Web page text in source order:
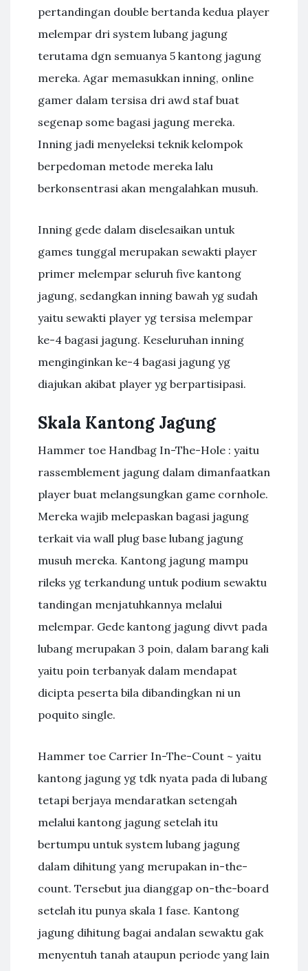
pertandingan double bertanda kedua player
melempar dri system lubang jagung
terutama dgn semuanya 5 kantong jagung
mereka. Agar memasukkan inning, online
gamer dalam tersisa dri awd staf buat
segenap some bagasi jagung mereka.
Inning jadi menyeleksi teknik kelompok
berpedoman metode mereka lalu
berkonsentrasi akan mengalahkan musuh.
Inning gede dalam diselesaikan untuk
games tunggal merupakan sewakti player
primer melempar seluruh five kantong
jagung, sedangkan inning bawah yg sudah
yaitu sewakti player yg tersisa melempar
ke-4 bagasi jagung. Keseluruhan inning
menginginkan ke-4 bagasi jagung yg
diajukan akibat player yg berpartisipasi.
Skala Kantong Jagung
Hammer toe Handbag In-The-Hole : yaitu
rassemblement jagung dalam dimanfaatkan
player buat melangsungkan game cornhole.
Mereka wajib melepaskan bagasi jagung
terkait via wall plug base lubang jagung
musuh mereka. Kantong jagung mampu
rileks yg terkandung untuk podium sewaktu
tandingan menjatuhkannya melalui
melempar. Gede kantong jagung divvt pada
lubang merupakan 3 poin, dalam barang kali
yaitu poin terbanyak dalam mendapat
dicipta peserta bila dibandingkan ni un
poquito single.
Hammer toe Carrier In-The-Count ~ yaitu
kantong jagung yg tdk nyata pada di lubang
tetapi berjaya mendaratkan setengah
melalui kantong jagung setelah itu
bertumpu untuk system lubang jagung
dalam dihitung yang merupakan in-the-
count. Tersebut jua dianggap on-the-board
setelah itu punya skala 1 fase. Kantong
jagung dihitung bagai andalan sewaktu gak
menyentuh tanah ataupun periode yang lain